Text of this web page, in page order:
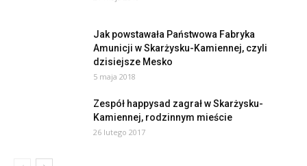
Jak powstawała Państwowa Fabryka
Amunicji w Skarżysku-Kamiennej, czyli
dzisiejsze Mesko
5 maja 2018
Zespół happysad zagrał w Skarżysku-
Kamiennej, rodzinnym mieście
26 lutego 2017